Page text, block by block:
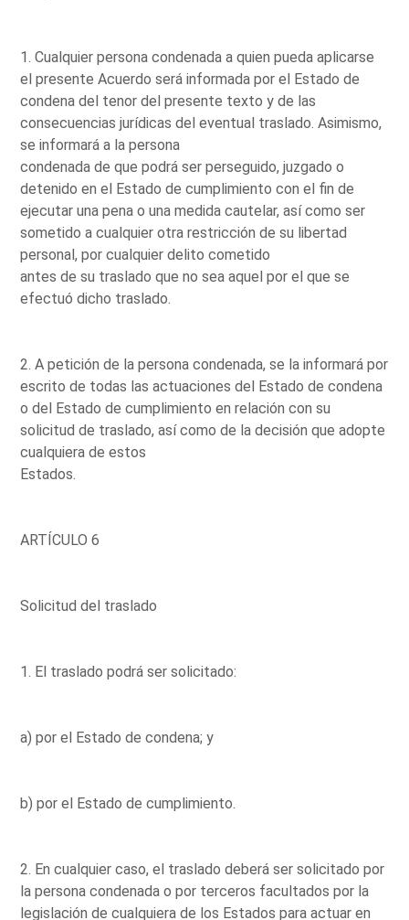
1. Cualquier persona condenada a quien pueda aplicarse
el presente Acuerdo será informada por el Estado de
condena del tenor del presente texto y de las
consecuencias jurídicas del eventual traslado. Asimismo,
se informará a la persona
condenada de que podrá ser perseguido, juzgado o
detenido en el Estado de cumplimiento con el fin de
ejecutar una pena o una medida cautelar, así como ser
sometido a cualquier otra restricción de su libertad
personal, por cualquier delito cometido
antes de su traslado que no sea aquel por el que se
efectuó dicho traslado.
2. A petición de la persona condenada, se la informará por
escrito de todas las actuaciones del Estado de condena
o del Estado de cumplimiento en relación con su
solicitud de traslado, así como de la decisión que adopte
cualquiera de estos
Estados.
ARTÍCULO 6
Solicitud del traslado
1. El traslado podrá ser solicitado:
a) por el Estado de condena; y
b) por el Estado de cumplimiento.
2. En cualquier caso, el traslado deberá ser solicitado por
la persona condenada o por terceros facultados por la
legislación de cualquiera de los Estados para actuar en